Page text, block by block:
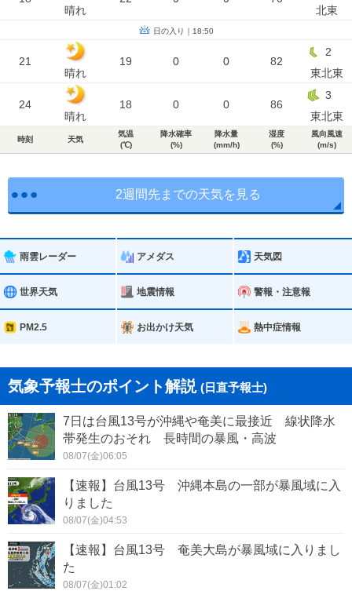
晴れ
北東
日の入り｜18:50
21
晴れ
19 0 0 82
2
東北東
24
晴れ
18 0 0 86
3
東北東
時刻 天気
気温
(℃)
降水確率
(%)
降水量
(mm/h)
湿度
(%)
風向風速
(m/s)
2週間先までの天気を見る
雨雲レーダー アメダス 天気図
世界天気 地震情報 警報・注意報
PM2.5 お出かけ天気 熱中症情報
気象予報士のポイント解説 (日直予報士)
7日は台風13号が沖縄や奄美に最接近 線状降水
帯発生のおそれ 長時間の暴風・高波
08/07(金)06:05
【速報】台風13号 沖縄本島の一部が暴風域に入
りました
08/07(金)04:53
【速報】台風13号 奄美大島が暴風域に入りまし
た
08/07(金)01:02